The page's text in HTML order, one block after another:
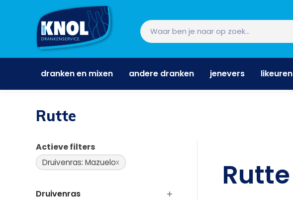
dranken en mixen andere dranken jenevers likeuren
Rutte
Rutte
Actieve filters
Druivenras: Mazuelo
Druivenras
dranken en mixen